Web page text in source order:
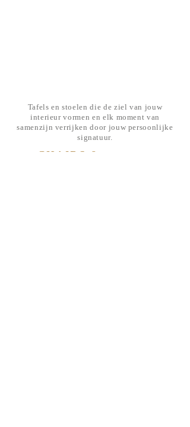
Tafels en stoelen die de ziel van jouw
interieur vormen en elk moment van
samenzijn verrijken door jouw persoonlijke
signatuur.
CHAIRS &